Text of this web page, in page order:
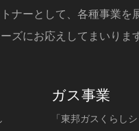
ナーとして、各種事業を
ズにお応えしてまいりま
ガス事業
「東邦ガスくらし